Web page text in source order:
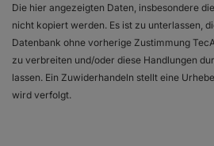
Die hier angezeigten Daten, insbesondere
nicht kopiert werden. Es ist zu unterlassen,
Datenbank ohne vorherige Zustimmung
zu verbreiten und/oder diese Handlungen
lassen. Ein Zuwiderhandeln stellt eine
wird verfolgt.